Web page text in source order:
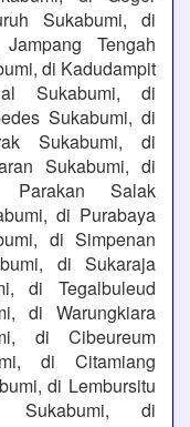
Sukabumi, di
Tengah
di Kadudampit
Sukabumi, di
Sukabumi, di
Sukabumi, di
Sukabumi, di
Parakan Salak
di Purabaya
di Simpenan
di Sukaraja
di Tegalbuleud
di Warungkiara
di Cibeureum
di Citamiang
di Lembursitu
Sukabumi, di